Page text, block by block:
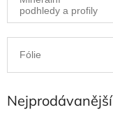
podhledy a profily
Fólie
Nejprodávanější